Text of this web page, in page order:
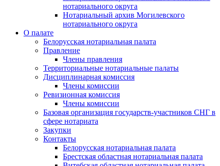
нотариального округа
Нотариальный архив Могилевского
нотариального округа
О палате
Белорусская нотариальная палата
Правление
Члены правления
Территориальные нотариальные палаты
Дисциплинарная комиссия
Члены комиссии
Ревизионная комиссия
Члены комиссии
Базовая организация государств-участников СНГ в
сфере нотариата
Закупки
Контакты
Белорусская нотариальная палата
Брестская областная нотариальная палата